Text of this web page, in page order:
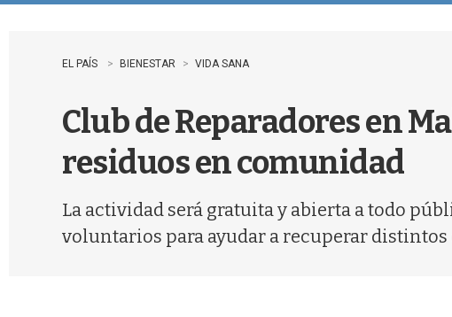
EL PAÍS BIENESTAR VIDA SANA
Club de Reparadores en
residuos en comunidad
La actividad será gratuita y abierta a todo
voluntarios para ayudar a recuperar distintos